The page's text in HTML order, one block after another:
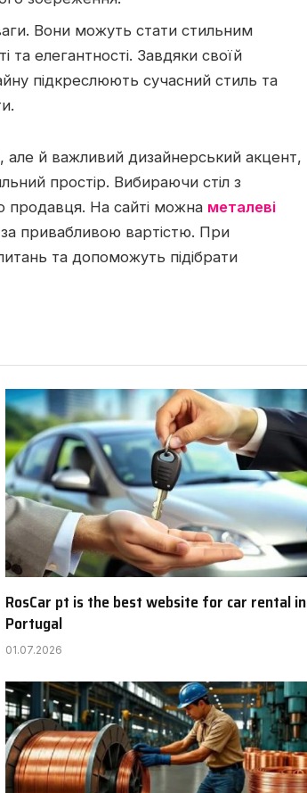
Вони можуть стати стильним
та елегантності. Завдяки своїй
підкреслюють сучасний стиль та
але й важливий дизайнерський акцент,
простір. Вибираючи стіл з
продавця. На сайті можна металеві
за привабливою вартістю. При
та допоможуть підібрати
RosCar pt is the best website for car rental in
Portugal
01.07.2026